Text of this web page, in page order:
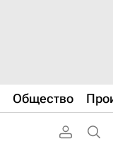
Общество